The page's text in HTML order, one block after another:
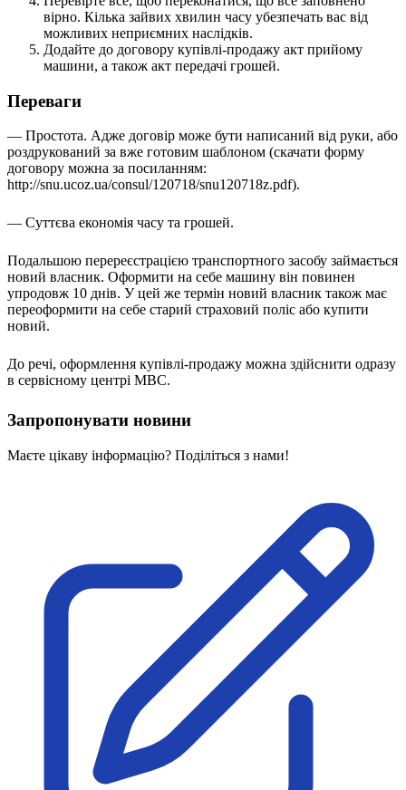
Статут УТОГ
Нормативна база УТОГ
Конвенція ООН
Законодавство
Декларації
Міжнародні документи
вірно. Кілька зайвих хвилин часу убезпечать вас від
можливих неприємних наслідків.
Додайте до договору купівлі-продажу акт прийому
машини, а також акт передачі грошей.
Переваги
— Простота. Адже договір може бути написаний від руки, або
роздрукований за вже готовим шаблоном (скачати форму
договору можна за посиланням:
http://snu.ucoz.ua/consul/120718/snu120718z.pdf).
— Суттєва економія часу та грошей.
Подальшою перереєстрацією транспортного засобу займається
новий власник. Оформити на себе машину він повинен
упродовж 10 днів. У цей же термін новий власник також має
переоформити на себе старий страховий поліс або купити
новий.
До речі, оформлення купівлі-продажу можна здійснити одразу
в сервісному цент­рі МВС.
Запропонувати новини
Маєте цікаву інформацію? Поділіться з нами!